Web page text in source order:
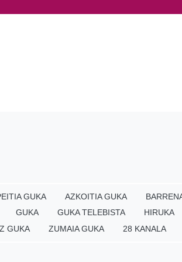
GUKA AZKOITIA GUKA
GUKA
GUKA TELEBISTA
HIRUKA
GUKA
ZUMAIA GUKA 28 KANALA